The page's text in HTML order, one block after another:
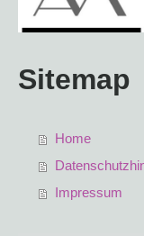
Sitemap
Home
Impressum